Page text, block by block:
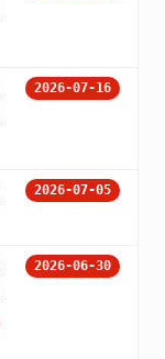
2026-07-16
2026-07-05
2026-06-30